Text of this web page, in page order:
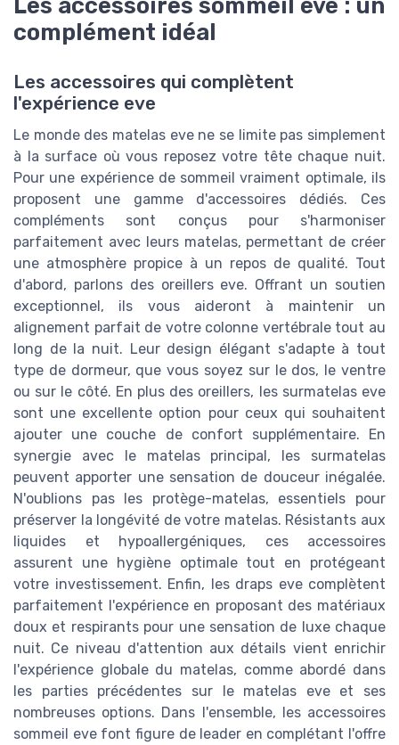
complément idéal
Les accessoires qui complètent
l'expérience eve
Le monde des matelas eve ne se limite pas simplement
à la surface où vous reposez votre tête chaque nuit.
Pour une expérience de sommeil vraiment optimale, ils
proposent une gamme d'accessoires dédiés. Ces
compléments sont conçus pour s'harmoniser
parfaitement avec leurs matelas, permettant de créer
une atmosphère propice à un repos de qualité. Tout
d'abord, parlons des oreillers eve. Offrant un soutien
exceptionnel, ils vous aideront à maintenir un
alignement parfait de votre colonne vertébrale tout au
long de la nuit. Leur design élégant s'adapte à tout
type de dormeur, que vous soyez sur le dos, le ventre
ou sur le côté. En plus des oreillers, les surmatelas eve
sont une excellente option pour ceux qui souhaitent
ajouter une couche de confort supplémentaire. En
synergie avec le matelas principal, les surmatelas
peuvent apporter une sensation de douceur inégalée.
N'oublions pas les protège-matelas, essentiels pour
préserver la longévité de votre matelas. Résistants aux
liquides et hypoallergéniques, ces accessoires
assurent une hygiène optimale tout en protégeant
votre investissement. Enfin, les draps eve complètent
parfaitement l'expérience en proposant des matériaux
doux et respirants pour une sensation de luxe chaque
nuit. Ce niveau d'attention aux détails vient enrichir
l'expérience globale du matelas, comme abordé dans
les parties précédentes sur le matelas eve et ses
nombreuses options. Dans l'ensemble, les accessoires
sommeil eve font figure de leader en complétant l'offre